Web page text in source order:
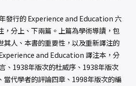
發行的 Experience and Education 六
，分上、下兩篇。上篇為學術導讀，包
其人、本書的重要性，以及重新譯注的
and Education 譯注本，分
、1938年版次的杜威序、1938年版次
當代學者的評論四章、1998年版次的編